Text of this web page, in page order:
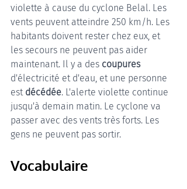
violette à cause du cyclone Belal. Les
vents peuvent atteindre 250 km/h. Les
habitants doivent rester chez eux, et
les secours ne peuvent pas aider
maintenant. Il y a des coupures
d'électricité et d'eau, et une personne
est décédée. L'alerte violette continue
jusqu'à demain matin. Le cyclone va
passer avec des vents très forts. Les
gens ne peuvent pas sortir.
Vocabulaire